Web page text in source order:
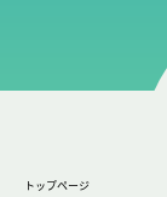
トップページ